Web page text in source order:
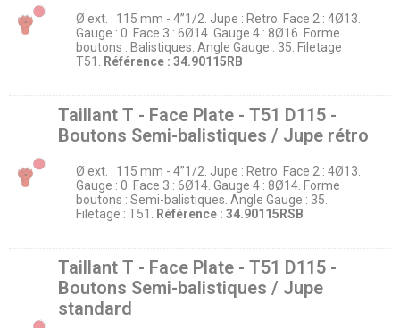
Ø ext. : 115 mm - 4’’1/2. Jupe : Retro. Face 2 : 4Ø13.
Gauge : 0. Face 3 : 6Ø14. Gauge 4 : 8Ø16. Forme
boutons : Balistiques. Angle Gauge : 35. Filetage :
T51.
Référence : 34.90115RB
Taillant T - Face Plate - T51 D115 -
Boutons Semi-balistiques / Jupe rétro
Ø ext. : 115 mm - 4’’1/2. Jupe : Retro. Face 2 : 4Ø13.
Gauge : 0. Face 3 : 6Ø14. Gauge 4 : 8Ø14. Forme
boutons : Semi-balistiques. Angle Gauge : 35.
Filetage : T51.
Référence : 34.90115RSB
Taillant T - Face Plate - T51 D115 -
Boutons Semi-balistiques / Jupe
standard